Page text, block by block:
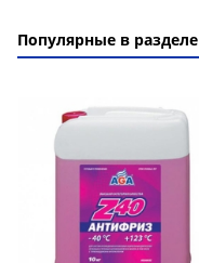
Популярные в разделе